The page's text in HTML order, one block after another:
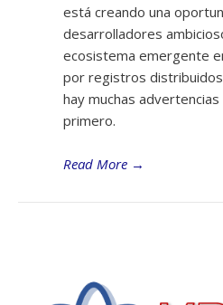
está creando una
desarrolladores
ecosistema emergente
por registros
hay muchas
primero.
Read More →